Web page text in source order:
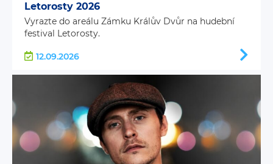
Letorosty 2026
Vyrazte do areálu Zámku Králův Dvůr na hudební
festival Letorosty.
12.09.2026